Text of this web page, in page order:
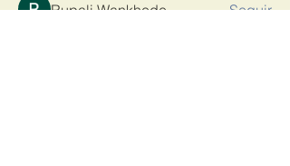
Rupali Wankhede
Seguir